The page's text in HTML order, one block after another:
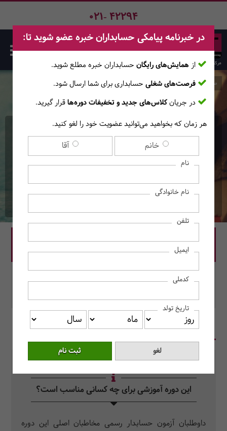
021- 42294
دوره حضوری استانداردهای
حسابداری بخش عمومی
(ویژه داوطلبان آزمون
حسابدار رسمی)
صفحه اصلی دوره‌ها
قیمت دوره: 22,500,000 ریال
در این دوره رزرو کنید.
محل برگزاری: مرکز آموزش حسابداران خبره
در یک نگاه سرفصل دروس سوالات متداول
این دوره آموزشی برای چه کسانی مناسب است؟
داوطلبان آزمون حسابدار رسمی مخاطبان اصلی این دوره
در خبرنامه پیامکی حسابداران خبره عضو شوید تا:
از همایش‌های رایگان حسابداران خبره مطلع ‎شوید.
فرصت‌های شغلی حسابداری برای شما ارسال شود.
در جریانکلاس‌های جدید و تخفیفات دوره‌هاقرار گیرید.
هر زمان که بخواهید می‌توانید عضویت خود را لغو کنید.
خانم آقا
نام
نام خانوادگی
تلفن
ایمیل
کدملی
تاریخ تولد